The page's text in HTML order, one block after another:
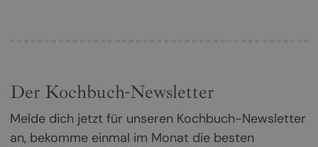
Der Kochbuch-Newsletter
Melde dich jetzt für unseren Kochbuch-Newsletter
an, bekomme einmal im Monat die besten